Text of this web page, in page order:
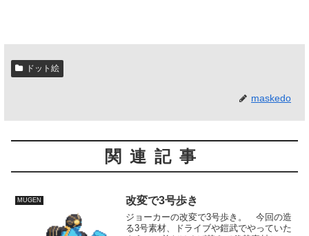
ドット絵
maskedo
関連記事
MUGEN 改変で3号歩き
ジョーカーの改変で3号歩き。 今回の造
る3号素材、ドライブや鎧武でやっていた